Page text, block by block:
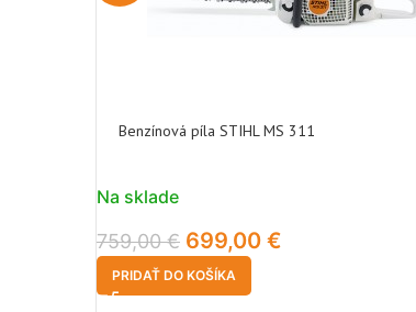
Benzínová píla STIHL MS 311
Na sklade
759,00€ 699,00 €
PRIDAŤ DO KOŠÍKA